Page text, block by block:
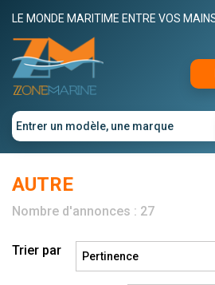
LE MONDE MARITIME ENTRE VOS
AUTRE
Nombre d'annonces : 27
Trier par